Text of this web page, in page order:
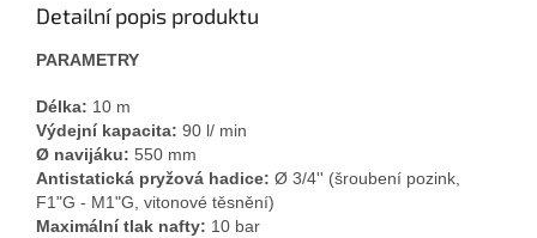
Detailní popis produktu
PARAMETRY
Délka: 10 m
Výdejní kapacita: 90 l/ min
Ø navijáku: 550 mm
Antistatická pryžová hadice: Ø 3/4'' (šroubení pozink,
F1"G - M1"G, vitonové těsnění)
Maximální tlak nafty: 10 bar